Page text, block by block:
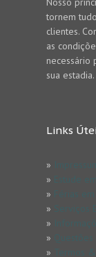
tornem
clientes.
as
necessário
sua estadia.
Links
»
»
»
»
»
»
»